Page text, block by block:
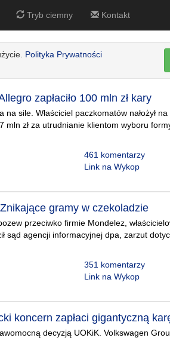
Tryb ciemny Kontakt
Polityka Prywatności
zapłaciło 100 mln zł kary
sile. Właściciel paczkomatów nałożył
zł za utrudnianie klientom wyboru
461 komentarzy
Link na Wykop
gramy w czekoladzie
przeciwko firmie Mondelez,
sąd agencji informacyjnej dpa, zarzut
351 komentarzy
Link na Wykop
koncern zapłaci gigantyczną
decyzją UOKiK. Volkswagen